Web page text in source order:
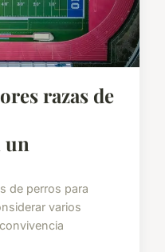
razas de
un
de perros para
varios